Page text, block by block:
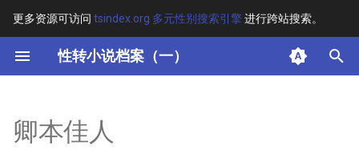
更多资源可访问 tsindex.org 多元性别搜索引擎进行跨站搜索。
性转小说档案（一）
键
开
其他信息 [Processed Page
卿本佳人